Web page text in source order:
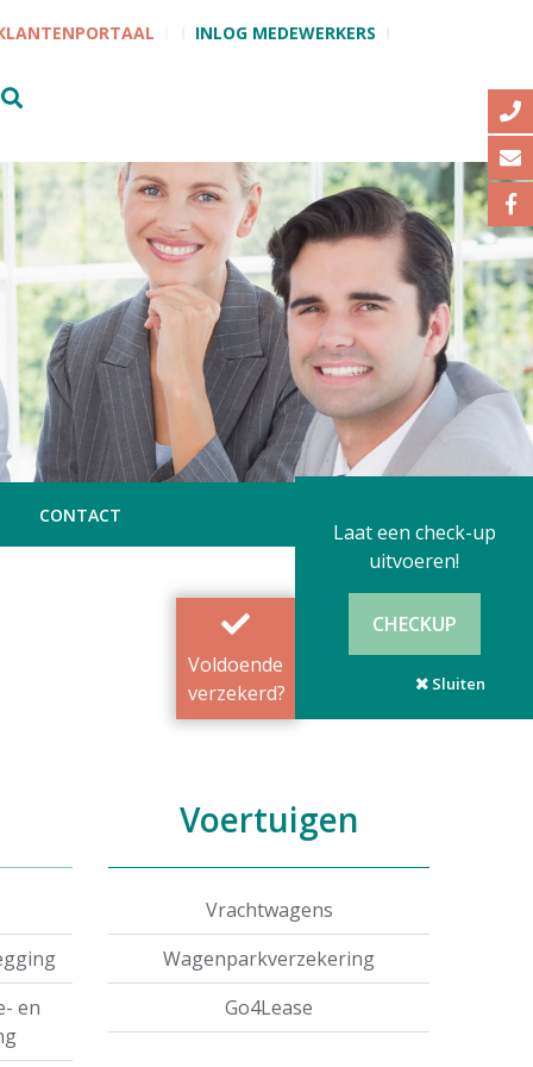
INLOG MEDEWERKERS
CONTACT
en
Voertuigen
Vrachtwagens
Wagenparkverzekering
Go4Lease
Voldoende
verzekerd?
Laat een check-up
uitvoeren!
CHECKUP
Sluiten